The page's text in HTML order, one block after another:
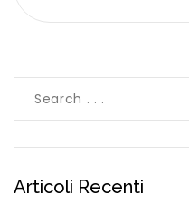
Articoli Recenti